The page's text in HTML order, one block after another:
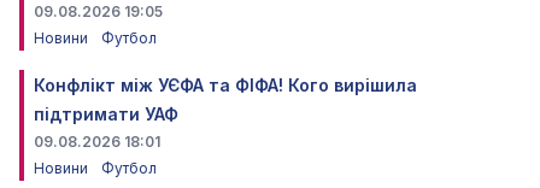
09.08.2026 19:05
Новини
Футбол
Конфлікт між УЄФА та ФІФА! Кого вирішила
підтримати УАФ
09.08.2026 18:01
Новини
Футбол